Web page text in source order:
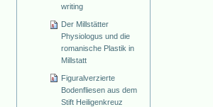
writing
Der Millstätter
Physiologus und die
romanische Plastik in
Millstatt
Figuralverzierte
Bodenfliesen aus dem
Stift Heiligenkreuz